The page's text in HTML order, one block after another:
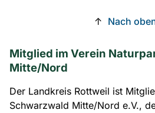
↑ Nach
Mitglied im Verein
Mitte/Nord
Der Landkreis Rottweil ist
Schwarzwald Mitte/Nord e.V.,